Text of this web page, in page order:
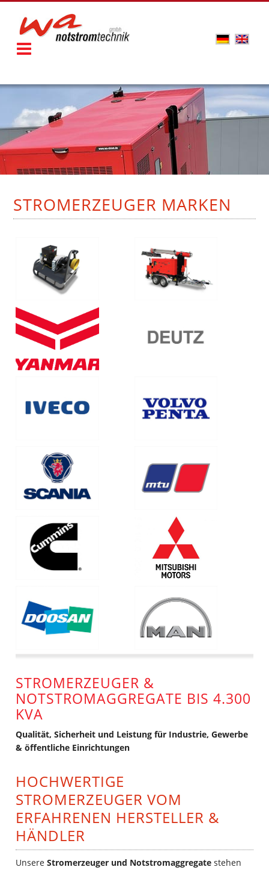
STROMERZEUGER MARKEN
STROMERZEUGER &
NOTSTROMAGGREGATE BIS 4.300
KVA
Qualität, Sicherheit und Leistung für Industrie, Gewerbe
& öffentliche Einrichtungen
HOCHWERTIGE
STROMERZEUGER VOM
ERFAHRENEN HERSTELLER &
HÄNDLER
UnsereStromerzeuger und Notstromaggregate stehen